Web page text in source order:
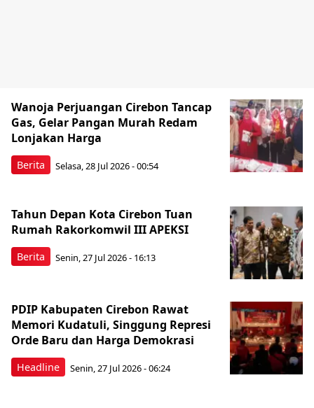
Berita
Wanoja Perjuangan Cirebon Tancap
Gas, Gelar Pangan Murah Redam
Lonjakan Harga
Selasa, 28 Jul 2026 - 00:54
Berita
Tahun Depan Kota Cirebon Tuan
Rumah Rakorkomwil III APEKSI
Senin, 27 Jul 2026 - 16:13
Headline
PDIP Kabupaten Cirebon Rawat
Memori Kudatuli, Singgung Represi
Orde Baru dan Harga Demokrasi
Senin, 27 Jul 2026 - 06:24